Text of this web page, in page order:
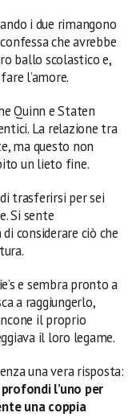
i due rimangono
che avrebbe
ballo scolastico e,
l’amore.
Quinn e Staten
La relazione tra
ma questo non
un lieto fine.
trasferirsi per sei
Si sente
considerare ciò che
e sembra pronto a
a raggiungerlo,
il proprio
il loro legame.
una vera risposta:
l’uno per
una coppia